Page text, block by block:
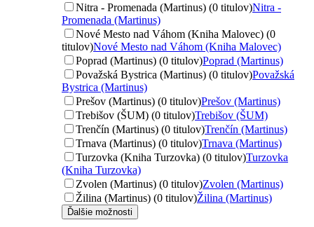
Nitra - Promenada (Martinus) (0 titulov)Nitra -
Promenada (Martinus)
Nové Mesto nad Váhom (Kniha Malovec) (0
titulov)Nové Mesto nad Váhom (Kniha Malovec)
Poprad (Martinus) (0 titulov)Poprad (Martinus)
Považská Bystrica (Martinus) (0 titulov)Považská
Bystrica (Martinus)
Prešov (Martinus) (0 titulov)Prešov (Martinus)
Trebišov (ŠUM) (0 titulov)Trebišov (ŠUM)
Trenčín (Martinus) (0 titulov)Trenčín (Martinus)
Trnava (Martinus) (0 titulov)Trnava (Martinus)
Turzovka (Kniha Turzovka) (0 titulov)Turzovka
(Kniha Turzovka)
Zvolen (Martinus) (0 titulov)Zvolen (Martinus)
Žilina (Martinus) (0 titulov)Žilina (Martinus)
Ďalšie možnosti